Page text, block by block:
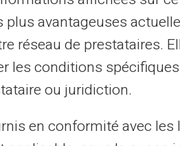
prépayée
la sécurité des
Voici comment une carte
e...
avantageuses
réseau de prestataires.
les conditions spécifiques
ou juridiction.
en conformité avec les